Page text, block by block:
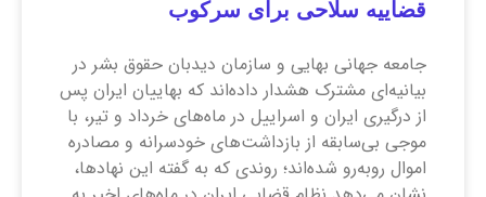
قضاییه سلاحی برای سرکوب
جامعه جهانی بهایی و سازمان دیدبان حقوق بشر در
بیانیه‌ای مشترک هشدار داده‌اند که بهاییان ایران پس
از درگیری ایران و اسراییل در ماه‌های خرداد و تیر، با
موجی بی‌سابقه از بازداشت‌های خودسرانه و مصادره
اموال روبه‌رو شده‌اند؛ روندی که به گفته این نهاد‌ها،